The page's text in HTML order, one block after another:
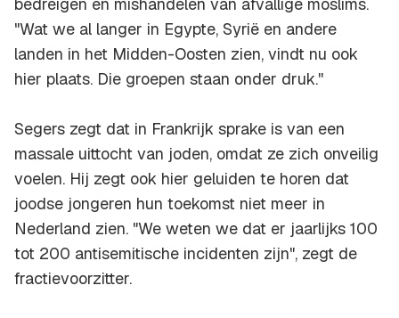
bedreigen en mishandelen van afvallige moslims.
"Wat we al langer in Egypte, Syrië en andere
landen in het Midden-Oosten zien, vindt nu ook
hier plaats. Die groepen staan onder druk.''
Segers zegt dat in Frankrijk sprake is van een
massale uittocht van joden, omdat ze zich onveilig
voelen. Hij zegt ook hier geluiden te horen dat
joodse jongeren hun toekomst niet meer in
Nederland zien. "We weten we dat er jaarlijks 100
tot 200 antisemitische incidenten zijn", zegt de
fractievoorzitter.